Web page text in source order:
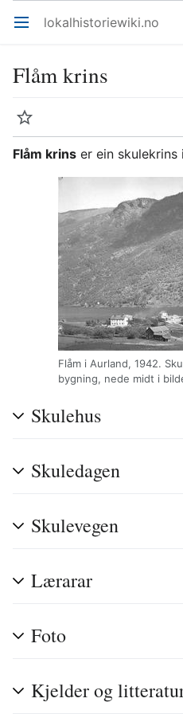
Åpne hovedmenyen lokalhistoriewiki.no
Flåm krins
Overvåk
Flåm krins er ein skulekrins i
Flåm i Aurland, 1942.
bygning, nede midt i
Skulehus
Skuledagen
Skulevegen
Lærarar
Foto
Kjelder og